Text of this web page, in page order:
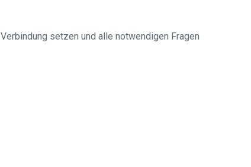
setzen und alle notwendigen Fragen